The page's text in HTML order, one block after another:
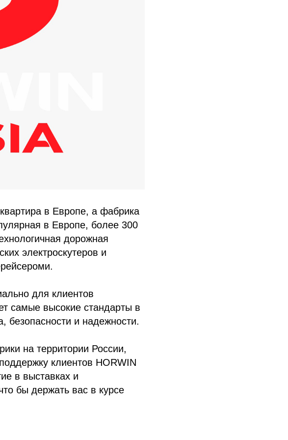
в Европе, а фабрика
в Европе, более 300
дорожная
электроскутеров и
для клиентов
самые высокие стандарты в
безопасности и надежности.
на территории России,
клиентов HORWIN
в выставках и
бы держать вас в курсе